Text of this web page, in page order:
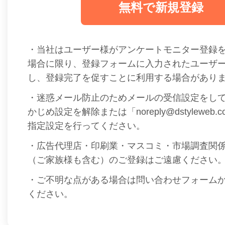
無料で新規登録
・当社はユーザー様がアンケートモニター登録
場合に限り、登録フォームに入力されたユーザ
し、登録完了を促すことに利用する場合があり
・迷惑メール防止のためメールの受信設定をし
かじめ設定を解除または「
指定設定を行ってください。
・広告代理店・印刷業・マスコミ・市場調査関
（ご家族様も含む）のご登録はご遠慮ください
・ご不明な点がある場合は問い合わせフォーム
ください。